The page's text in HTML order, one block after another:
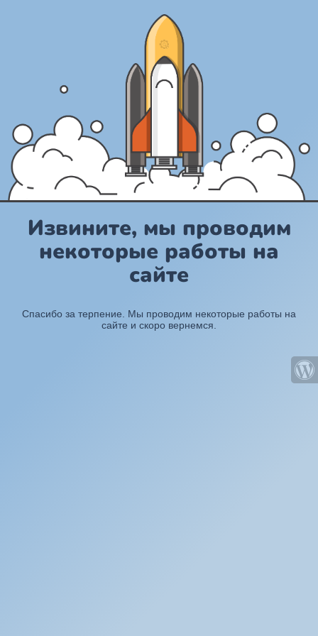
Извините, мы проводим
некоторые работы на
сайте
Спасибо за терпение. Мы проводим некоторые работы на
сайте и скоро вернемся.